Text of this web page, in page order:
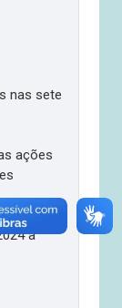
nas sete
ações
a